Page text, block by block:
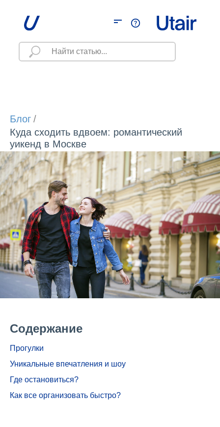
Блог /
Куда сходить вдвоем: романтический
уикенд в Москве
Содержание
Прогулки
Уникальные впечатления и шоу
Где остановиться?
Как все организовать быстро?